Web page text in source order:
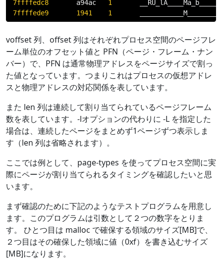
7ffffedc8
       a94ac
1
7ffffede9
1941 1
voffset 列、offset 列はそれぞれプロセス空間のページフレ
ーム単位のオフセット値と PFN（ページ・フレーム・ナン
バー）で、PFN は通常物理アドレスをページサイズで割っ
た値となっています。つまりこれはプロセスの仮想アドレ
スと物理アドレスの対応関係を表しています。
また len 列は連続して割り当てられているページフレーム
数を表しています。-lオプションの代わりに -L を指定した
場合は、連続したページをまとめず1ページずつ表示しま
す（len 列は省略されます）。
ここでは例として、page-types を使ってプロセス空間に実
際にページが割り当てられるタイミングを確認したいと思
います。
まず確認のために下記のようなテストプログラムを用意し
ます。このプログラムは引数として２つの数字をとりま
す。 ひとつ目は malloc で確保する領域のサイズ[MB]で、
２つ目はその確保した領域に値（0xf）を書き込むサイズ
[MB]になります。